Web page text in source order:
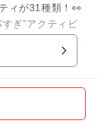
ィが31種類！👀
ぎ”アクティビ
神経